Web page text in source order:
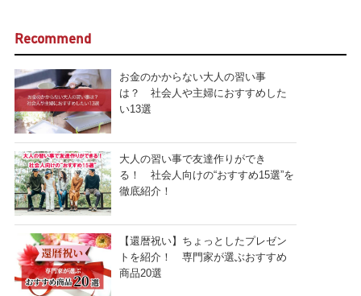
Recommend
お金のかからない大人の習い事
は？ 社会人や主婦におすすめした
い13選
大人の習い事で友達作りができ
る！ 社会人向けの“おすすめ15選”を
徹底紹介！
【還暦祝い】ちょっとしたプレゼン
トを紹介！ 専門家が選ぶおすすめ
商品20選